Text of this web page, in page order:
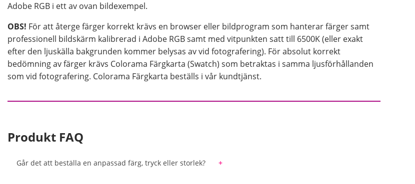
Adobe RGB i ett av ovan bildexempel.
OBS! För att återge färger korrekt krävs en browser eller bildprogram som hanterar färger samt
professionell bildskärm kalibrerad i Adobe RGB samt med vitpunkten satt till 6500K (eller exakt
efter den ljuskälla bakgrunden kommer belysas av vid fotografering). För absolut korrekt
bedömning av färger krävs Colorama Färgkarta (Swatch) som betraktas i samma ljusförhållanden
som vid fotografering. Colorama Färgkarta beställs i vår kundtjänst.
Produkt FAQ
Går det att beställa en anpassad färg, tryck eller storlek?